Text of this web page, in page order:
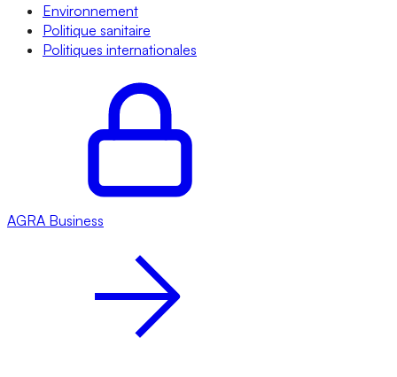
Environnement
Politique sanitaire
Politiques internationales
AGRA Business